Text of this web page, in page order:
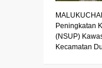
Peningkatan
(NSUP)
Kecamatan